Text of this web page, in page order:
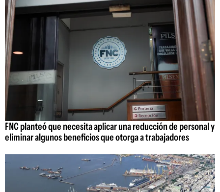
FNC planteó que necesita aplicar una reducción de personal y
eliminar algunos beneficios que otorga a trabajadores